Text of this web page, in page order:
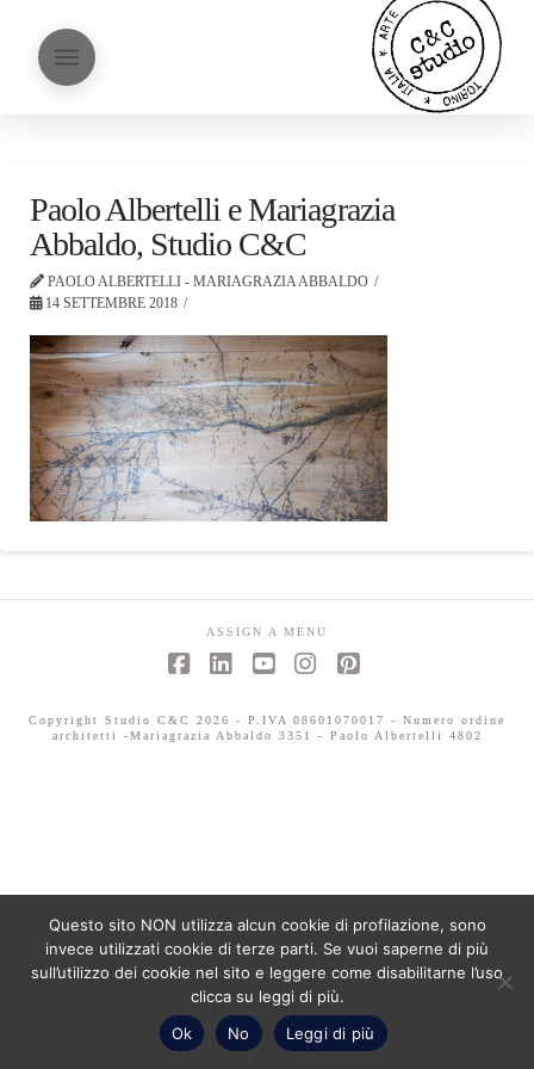
Paolo Albertelli e Mariagrazia
Abbaldo, Studio C&C
PAOLO ALBERTELLI - MARIAGRAZIA ABBALDO
14 SETTEMBRE 2018
ASSIGN A MENU
Copyright Studio C&C 2026 - P.IVA 08601070017 - Numero ordine
architetti -Mariagrazia Abbaldo 3351 - Paolo Albertelli 4802
Questo sito NON utilizza alcun cookie di profilazione, sono
invece utilizzati cookie di terze parti. Se vuoi saperne di più
sull’utilizzo dei cookie nel sito e leggere come disabilitarne l’uso
clicca su leggi di più.
Ok
No Leggi di più